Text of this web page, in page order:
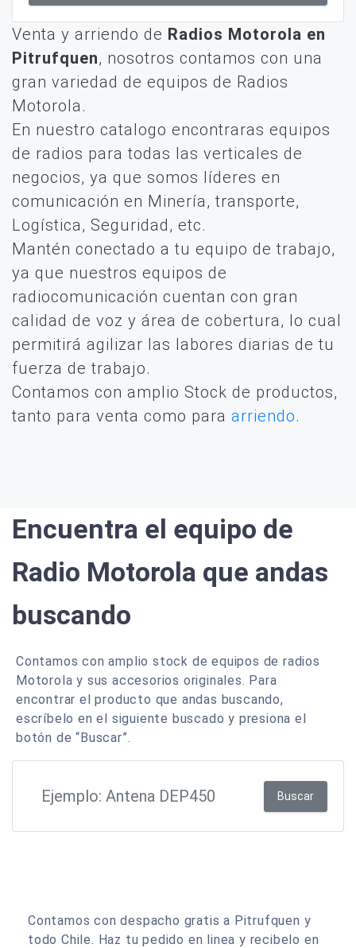
Venta y arriendo de Radios Motorola en
Pitrufquen, nosotros contamos con una
gran variedad de equipos de Radios
Motorola.
En nuestro catalogo encontraras equipos
de radios para todas las verticales de
negocios, ya que somos líderes en
comunicación en Minería, transporte,
Logística, Seguridad, etc.
Mantén conectado a tu equipo de trabajo,
ya que nuestros equipos de
radiocomunicación cuentan con gran
calidad de voz y área de cobertura, lo cual
permitirá agilizar las labores diarias de tu
fuerza de trabajo.
Contamos con amplio Stock de productos,
tanto para venta como para arriendo.
Encuentra el equipo de
Radio Motorola que andas
buscando
Contamos con amplio stock de equipos de radios
Motorola y sus accesorios originales. Para
encontrar el producto que andas buscando,
escríbelo en el siguiente buscado y presiona el
botón de “Buscar”.
Buscar
Contamos con despacho gratis a Pitrufquen y
todo Chile. Haz tu pedido en linea y recibelo en